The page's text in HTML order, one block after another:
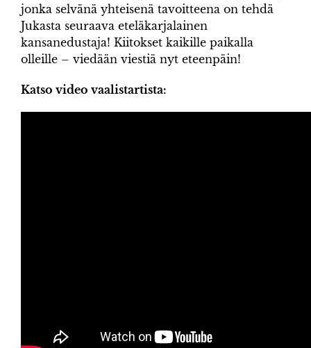
jonka selvänä yhteisenä tavoitteena on tehdä
Jukasta seuraava eteläkarjalainen
kansanedustaja! Kiitokset kaikille paikalla
olleille – viedään viestiä nyt eteenpäin!
Katso video vaalistartista: